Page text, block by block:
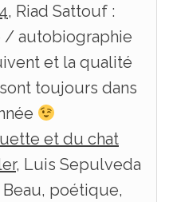
, Riad Sattouf :
/ autobiographie
et la qualité
toujours dans
et du chat
, Luis Sepulveda
poétique,